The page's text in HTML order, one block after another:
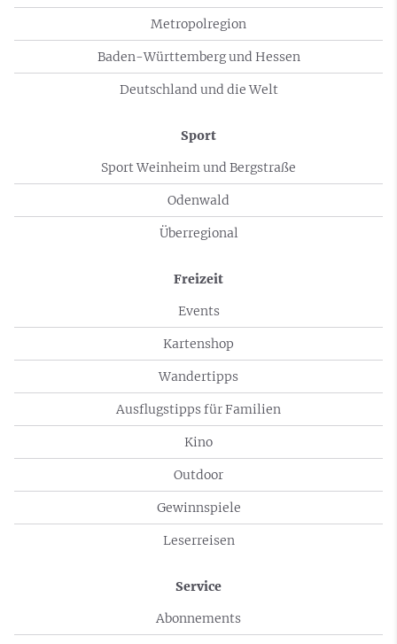
Metropolregion
Baden-Württemberg und Hessen
Deutschland und die Welt
Sport
Sport Weinheim und Bergstraße
Odenwald
Überregional
Freizeit
Events
Kartenshop
Wandertipps
Ausflugstipps für Familien
Kino
Outdoor
Gewinnspiele
Leserreisen
Service
Abonnements